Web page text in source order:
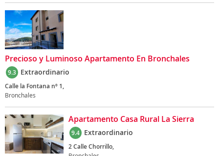
Precioso y Luminoso Apartamento En Bronchales
9.3 Extraordinario
Calle la Fontana nº 1,
Bronchales
Apartamento Casa Rural La Sierra
9.4 Extraordinario
2 Calle Chorrillo,